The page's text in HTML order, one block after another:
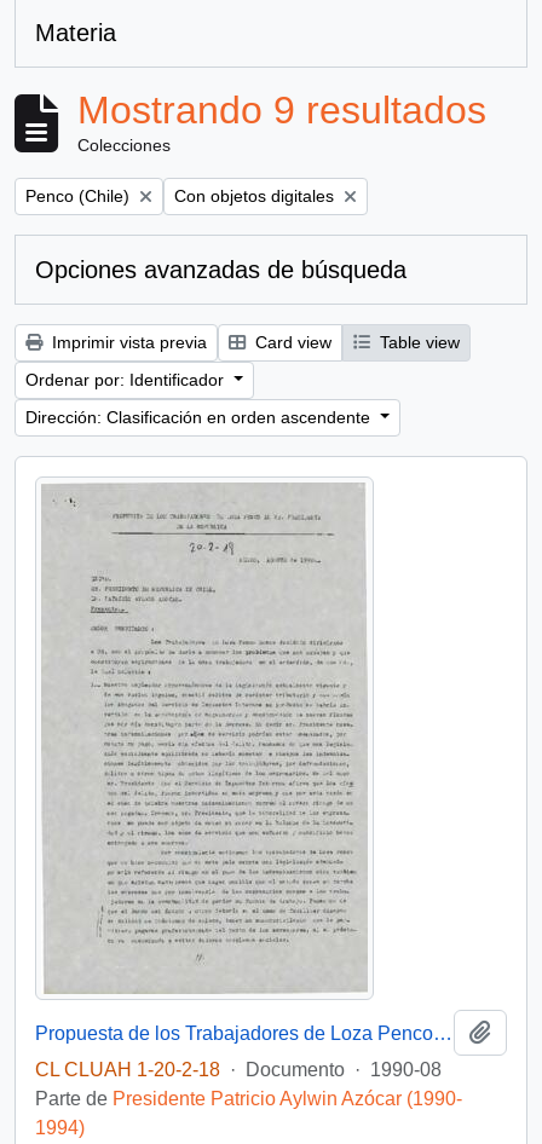
Materia
Mostrando 9 resultados
Colecciones
Remove filter:
Penco (Chile) Remove filter:
Con objetos digitales
Opciones avanzadas de búsqueda
Imprimir vista previa Card view
Table view
Ordenar por: Identificador
Dirección: Clasificación en orden ascendente
Propuesta de los Trabajadores de Loza Penco al sr. Presidente de la República
CL CLUAH 1-20-2-18 · Documento · 1990-08
Parte de Presidente Patricio Aylwin Azócar (1990-
1994)